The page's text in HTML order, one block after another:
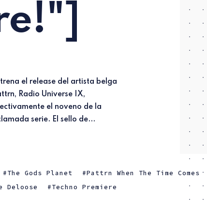
serie. El sello de...
The Gods Planet
Pattrn When The Time Comes
Deloose Techno Premiere